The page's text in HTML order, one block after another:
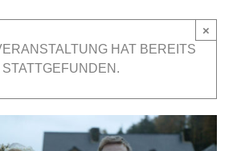
HAT BEREITS
STATTGEFUNDEN.
×